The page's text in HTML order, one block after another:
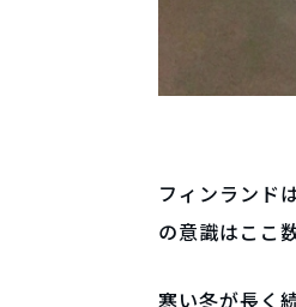
フィンランド
の意識はここ
寒い冬が長く